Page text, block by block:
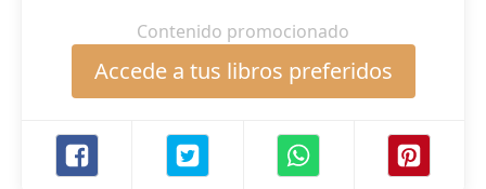
Contenido promocionado
Accede a tus libros preferidos